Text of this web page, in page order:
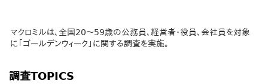
マクロミルは、全国20～59歳の公務員、経営者・役員、会社員を対象
に「ゴールデンウィーク」に関する調査を実施。
調査TOPICS